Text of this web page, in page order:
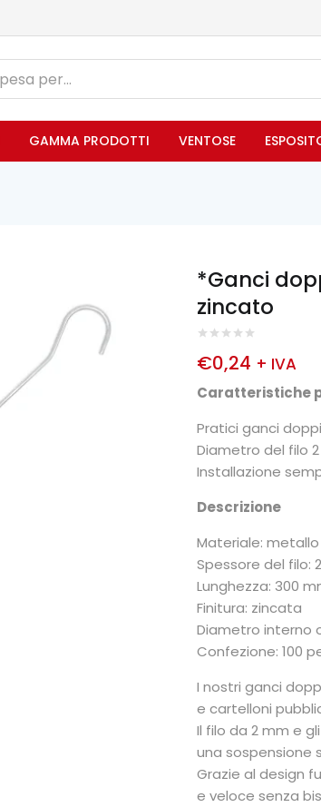
GAMMA PRODOTTI VENTOSE
*Ganci
zincato
€0,24 + IVA
Caratteristiche
Pratici ganci
Diametro del filo
Installazione
Descrizione
Materiale: metallo
Spessore del filo:
Lunghezza: 300
Finitura: zincata
Diametro interno
Confezione: 100
I nostri ganci
e cartelloni
Il filo da 2 mm e
una sospensione
Grazie al design
e veloce senza